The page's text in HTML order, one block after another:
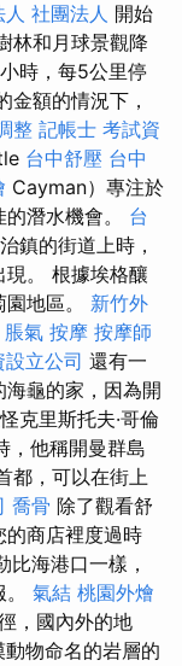
人 社團法人 開始
林和月球景觀降
時，每5公里停
金額的情況下，
整 記帳士 考試資
台中舒壓 台中
Cayman）專注於
潛水機會。 台
鎮的街道上時，
。 根據埃格釀
地區。 新竹外
脹氣 按摩 按摩師
立公司 還有一
龜的家，因為開
克里斯托夫·哥倫
他稱開曼群島
都，可以在街上
喬骨 除了觀看舒
的商店裡度過時
比海港口一樣，
氣結 桃園外燴
，國內外的地
動物命名的岩層的